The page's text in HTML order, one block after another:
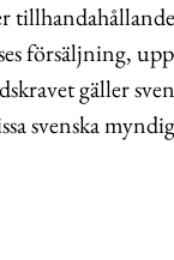
försäljning,
gäller
svenska